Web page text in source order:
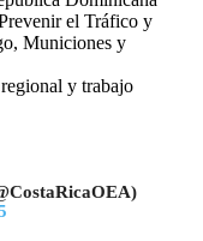
el Tráfico y
Municiones y
y trabajo